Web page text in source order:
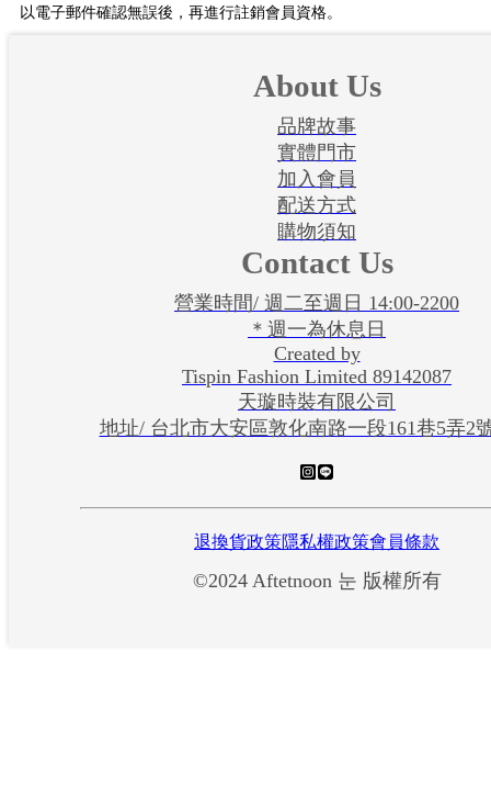
以電子郵件確認無誤後，再進行註銷會員資格。
About Us
品牌故事
實體門市
加入會員
配送方式
購物須知
Contact Us
營業時間/ 週二至週日 14:00-2200
＊週一為休息日
Created by
Tispin Fashion Limited 89142087
天璇時裝有限公司
地址/ 台北市大安區敦化南路一段161巷5弄2
退換貨政策隱私權政策會員條款
©2024 Aftetnoon 눈 版權所有